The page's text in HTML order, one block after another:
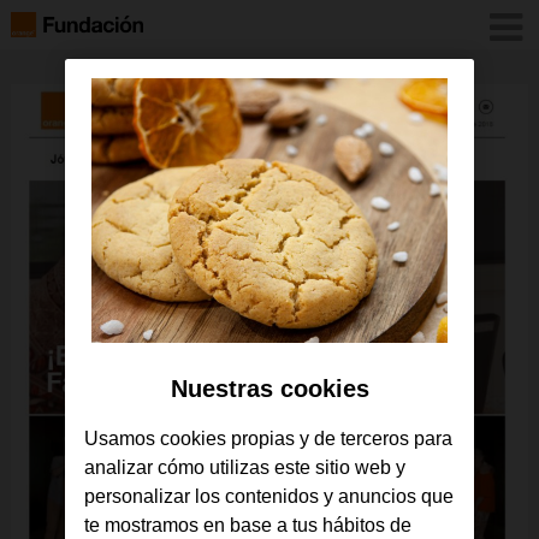
Nuestras cookies
Usamos cookies propias y de terceros para
analizar cómo utilizas este sitio web y
personalizar los contenidos y anuncios que
te mostramos en base a tus hábitos de